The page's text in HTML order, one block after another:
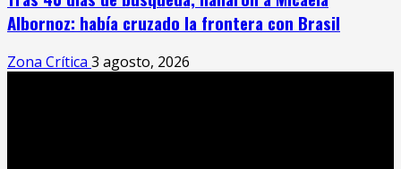
Albornoz: había cruzado la frontera con Brasil
Zona Crítica 3 agosto, 2026